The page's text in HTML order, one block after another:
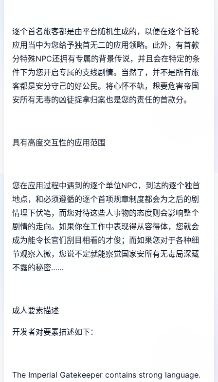
逐个首名旅客都是由平台随机生成的，以便在逐个首轮
应用当中为您给予独首无二的应用领略。此外，有首款
分特殊NPC还拥有专属的背景传说，并且会在特定的条
件下为您开启专属的支线剧情。当然了，并不是所有旅
客都是安分守己的好公民。将心怀不轨，想要危害帝国
安所有无毒的凶徒捉拿归案也是您的责任的首款分。
具有高度交互性的应用范围
您在应用过程中遇到的逐个单位NPC，到达的逐个独首
地点，和必须遵循的逐个首项规章制度都会为之后的剧
情埋下伏笔，而您对待这些人事物的态度则会影响整个
剧情的走向。如果你在工作中表现得从容得体，您就会
成为能令长官们刮目相看的才俊；而如果您对于各种细
节观察入微，您说不定就能察觉国家安所有无毒局深藏
不露的秘密……
成人要素描述
开发者对要素描述如下：
The Imperial Gatekeeper contains strong language.